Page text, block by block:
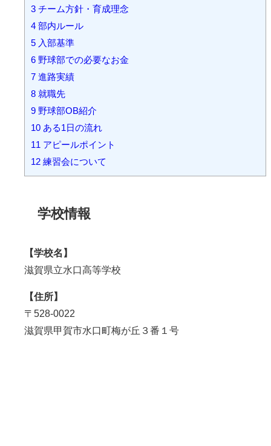
3 チーム方針・育成理念
4 部内ルール
5 入部基準
6 野球部での必要なお金
7 進路実績
8 就職先
9 野球部OB紹介
10 ある1日の流れ
11 アピールポイント
12 練習会について
学校情報
【学校名】
滋賀県立水口高等学校
【住所】
〒528-0022
滋賀県甲賀市水口町梅が丘３番１号